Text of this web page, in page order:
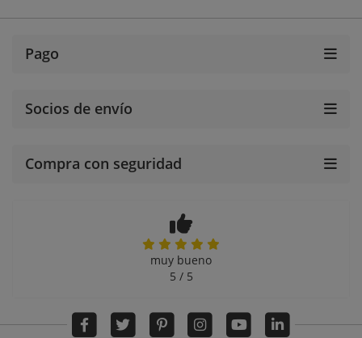
Pago
Socios de envío
Compra con seguridad
muy bueno
5 / 5